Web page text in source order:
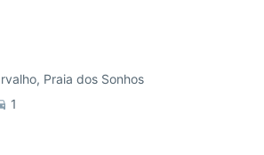
Praia dos Sonhos
1